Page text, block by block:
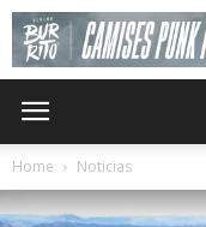
Home Noticias